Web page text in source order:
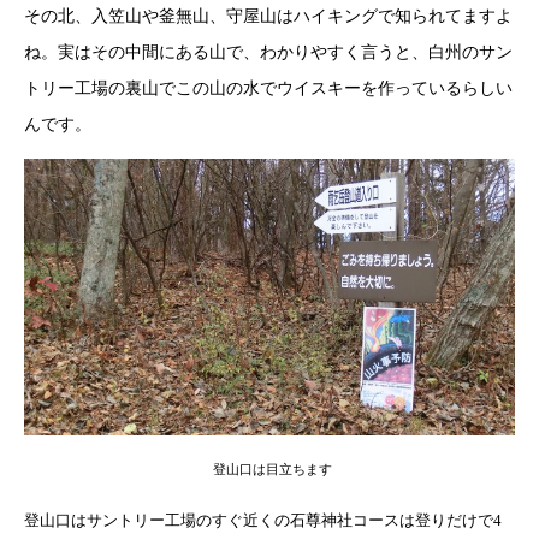
その北、入笠山や釜無山、守屋山はハイキングで知られてますよ
ね。実はその中間にある山で、わかりやすく言うと、白州のサン
トリー工場の裏山でこの山の水でウイスキーを作っているらしい
んです。
登山口は目立ちます
登山口はサントリー工場のすぐ近くの石尊神社コースは登りだけで4